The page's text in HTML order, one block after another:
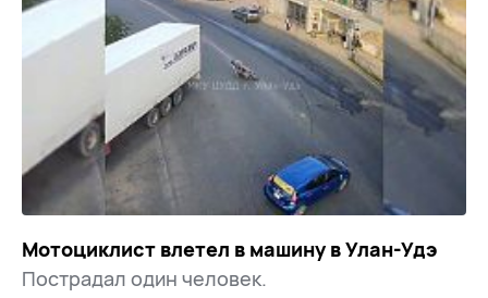
Мотоциклист влетел в машину в Улан-Удэ
Пострадал один человек.